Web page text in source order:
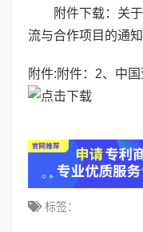
附件下载：关
流与合作项目的通知
附件: 附件：2、中
标签：